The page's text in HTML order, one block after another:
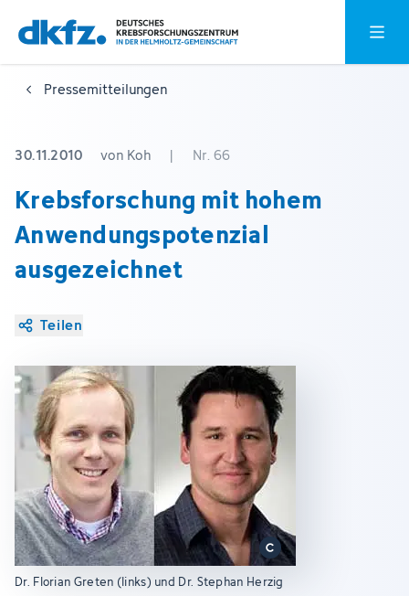
Zum
Hauptinhalt
springen
Zur
Fußzeile
springen
Pressemitteilungen
30.11.2010 von Koh | Nr. 66
Krebsforschung mit hohem
Anwendungspotenzial
ausgezeichnet
Teilen
Dr. Florian Greten (links) und Dr. Stephan Herzig